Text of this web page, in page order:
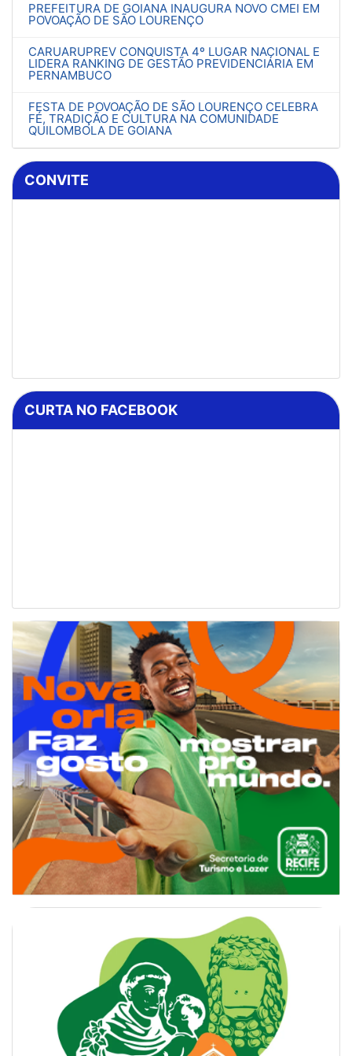
PREFEITURA DE GOIANA INAUGURA NOVO CMEI EM
POVOAÇÃO DE SÃO LOURENÇO
CARUARUPREV CONQUISTA 4º LUGAR NACIONAL E
LIDERA RANKING DE GESTÃO PREVIDENCIÁRIA EM
PERNAMBUCO
FESTA DE POVOAÇÃO DE SÃO LOURENÇO CELEBRA
FÉ, TRADIÇÃO E CULTURA NA COMUNIDADE
QUILOMBOLA DE GOIANA
CONVITE
CURTA NO FACEBOOK